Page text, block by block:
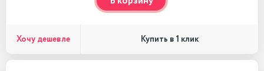
Хочу дешевле Купить в 1 клик